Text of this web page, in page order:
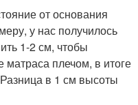
от основания
у нас получилось
1-2 см, чтобы
плечом, в итоге
в 1 см высоты